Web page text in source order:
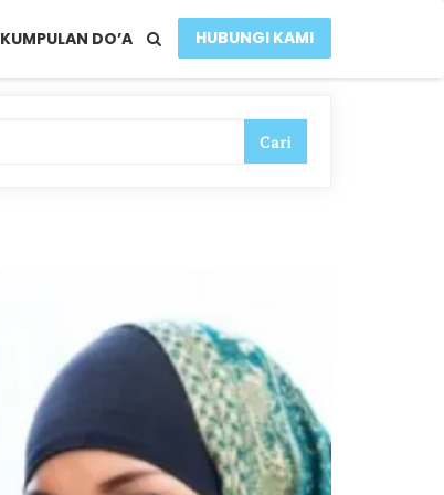
KUMPULAN DO’A HUBUNGI KAMI